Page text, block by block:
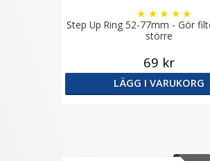
Step Up Ring 52-77mm - Gör
större
★ ★ ★ ★ ★
69 kr
LÄGG I VARUKORG